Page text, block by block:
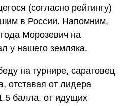
(согласно рейтингу)
в России. Напомним,
Морозевич на
у нашего земляка.
на турнире, саратовец
отставая от лидера
балла, от идущих